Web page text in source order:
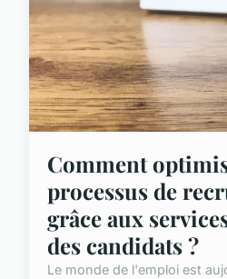
Comment
processus de
grâce aux
des candidats ?
Le monde de l'emploi est